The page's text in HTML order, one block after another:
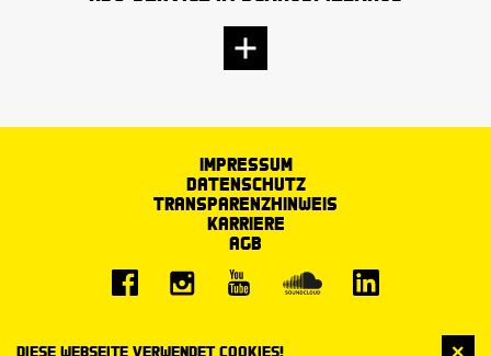
Diese Webseite verwendet Cookies!
Impressum
Datenschutz
Transparenzhinweis
Karriere
AGB